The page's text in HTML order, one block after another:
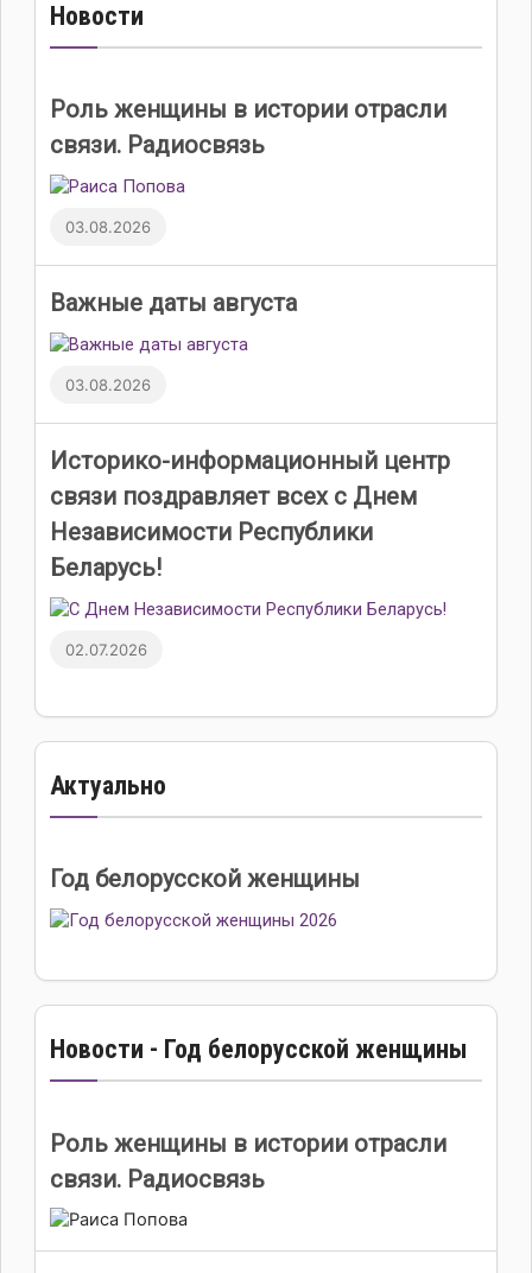
Новости
Роль женщины в истории отрасли
связи. Радиосвязь
03.08.2026
Важные даты августа
03.08.2026
Историко-информационный центр
связи поздравляет всех с Днем
Независимости Республики
Беларусь!
02.07.2026
Актуально
Год белорусской женщины
Новости - Год белорусской женщины
Роль женщины в истории отрасли
связи. Радиосвязь